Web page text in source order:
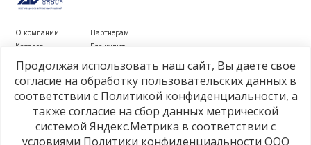
О компании
Каталог
Новости
Видеообзоры
Партнерам
Где купить
г. Рязань, ул. Маяковского, д. 1а, стр. 3
+7 4912 77-80-81
info@azard.ru
Продолжая использовать наш сайт, Вы даете свое
согласие на обработку пользовательских данных в
соответствии с Политикой конфиденциальности, а
также согласие на сбор данных метрической
системой Яндекс.Метрика в соответствии с
условиями Политики конфиденциальности ООО